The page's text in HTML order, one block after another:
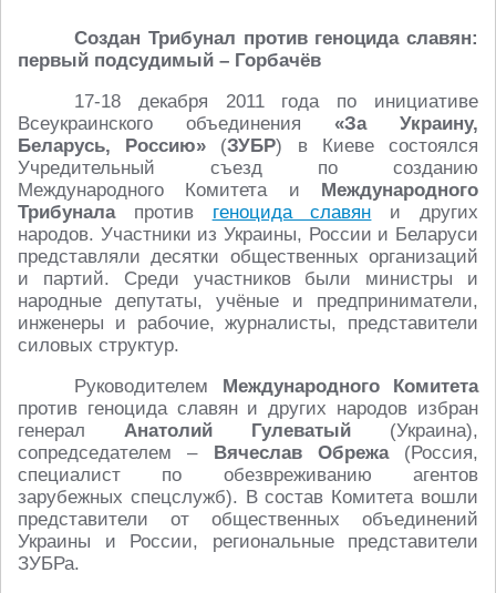
Создан Трибунал против геноцида славян:
первый подсудимый – Горбачёв
17-18 декабря 2011 года по инициативе
Всеукраинского объединения «За Украину,
Беларусь, Россию» (ЗУБР) в Киеве состоялся
Учредительный съезд по созданию
Международного Комитета и Международного
Трибуналапротив геноцида славян и других
народов. Участники из Украины, России и Беларуси
представляли десятки общественных организаций
и партий. Среди участников были министры и
народные депутаты, учёные и предприниматели,
инженеры и рабочие, журналисты, представители
силовых структур.
Руководителем Международного Комитета
против геноцида славян и других народов избран
генерал Анатолий Гулеватый (Украина),
сопредседателем – Вячеслав Обрежа(Россия,
специалист по обезвреживанию агентов
зарубежных спецслужб). В состав Комитета вошли
представители от общественных объединений
Украины и России, региональные представители
ЗУБРа.